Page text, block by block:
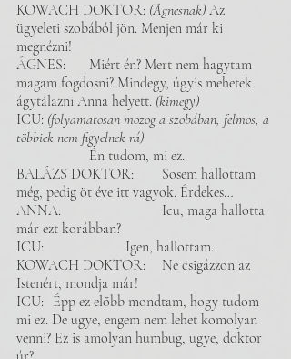
KOWACH DOKTOR: (Ágnesnak) Az
ügyeleti szobából jön. Menjen már ki
megnézni!
ÁGNES:	Miért én? Mert nem hagytam
magam fogdosni? Mindegy, úgyis mehetek
ágytálazni Anna helyett. (kimegy)
ICU: (folyamatosan mozog a szobában, felmos, a
többiek nem figyelnek rá)
		Én tudom, mi ez.
BALÁZS DOKTOR: 	Sosem hallottam
még, pedig öt éve itt vagyok. Érdekes…
ANNA: 			Icu, maga hallotta
már ezt korábban?
ICU: 			Igen, hallottam.
KOWACH DOKTOR:	Ne csigázzon az
Istenért, mondja már!
ICU: 	Épp ez előbb mondtam, hogy tudom
mi ez. De ugye, engem nem lehet komolyan
venni? Ez is amolyan humbug, ugye, doktor